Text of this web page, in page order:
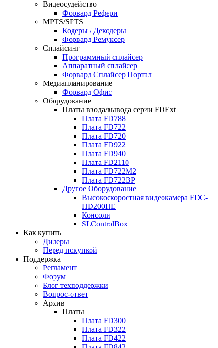
Видеосудейство
Форвард Рефери
MPTS/SPTS
Кодеры / Декодеры
Форвард Ремуксер
Сплайсинг
Программный сплайсер
Аппаратный сплайсер
Форвард Сплайсер Портал
Медиапланирование
Форвард Офис
Оборудование
Платы ввода/вывода серии FDExt
Плата FD788
Плата FD722
Плата FD720
Плата FD922
Плата FD940
Плата FD2110
Плата FD722M2
Плата FD722BP
Другое Оборудование
Высокоскоростная видеокамера FDC-
HD200HE
Консоли
SLControlBox
Как купить
Дилеры
Перед покупкой
Поддержка
Регламент
Форум
Блог техподдержки
Вопрос-ответ
Архив
Платы
Плата FD300
Плата FD322
Плата FD422